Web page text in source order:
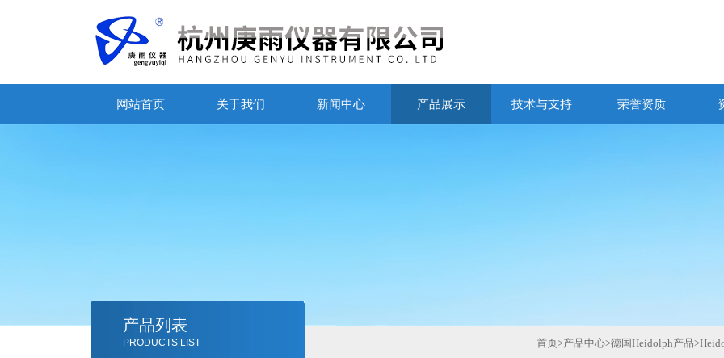
网站首页 关于我们 新闻中心 产品展示 技术与支持 荣誉资质
产品列表
PRODUCTS LIST 首页>产品中心>德国Heidolph产品>